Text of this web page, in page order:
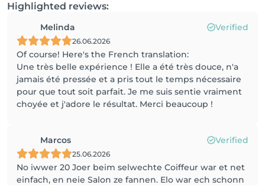
Highlighted reviews:
Melinda Verified
26.06.2026
Of course! Here's the French translation:
Une très belle expérience ! Elle a été très douce, n'a
jamais été pressée et a pris tout le temps nécessaire
pour que tout soit parfait. Je me suis sentie vraiment
choyée et j'adore le résultat. Merci beaucoup !
Marcos Verified
25.06.2026
No iwwer 20 Joer beim selwechte Coiffeur war et net
einfach, en neie Salon ze fannen. Elo war ech schonn